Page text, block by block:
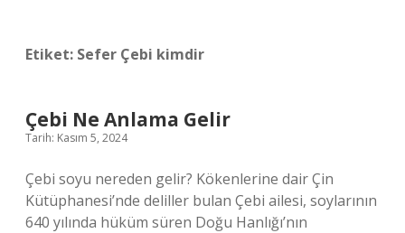
Etiket: Sefer Çebi kimdir
Çebi Ne Anlama Gelir
Tarih: Kasım 5, 2024
Çebi soyu nereden gelir? Kökenlerine dair Çin
Kütüphanesi’nde deliller bulan Çebi ailesi, soylarının
640 yılında hüküm süren Doğu Hanlığı’nın